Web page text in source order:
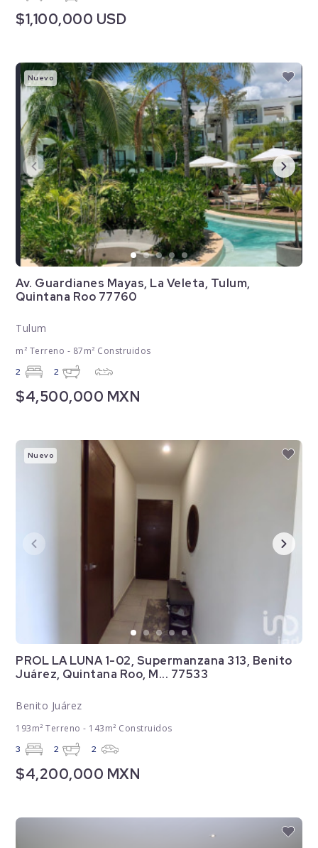
$1,100,000 USD
Av. Guardianes Mayas, La Veleta, Tulum,
Quintana Roo 77760
Tulum
m² Terreno - 87m² Construidos
2 2
$4,500,000 MXN
Nuevo
PROL LA LUNA 1-02, Supermanzana 313, Benito
Juárez, Quintana Roo, M... 77533
Benito Juárez
193m² Terreno - 143m² Construidos
3 2 2
$4,200,000 MXN
Nuevo